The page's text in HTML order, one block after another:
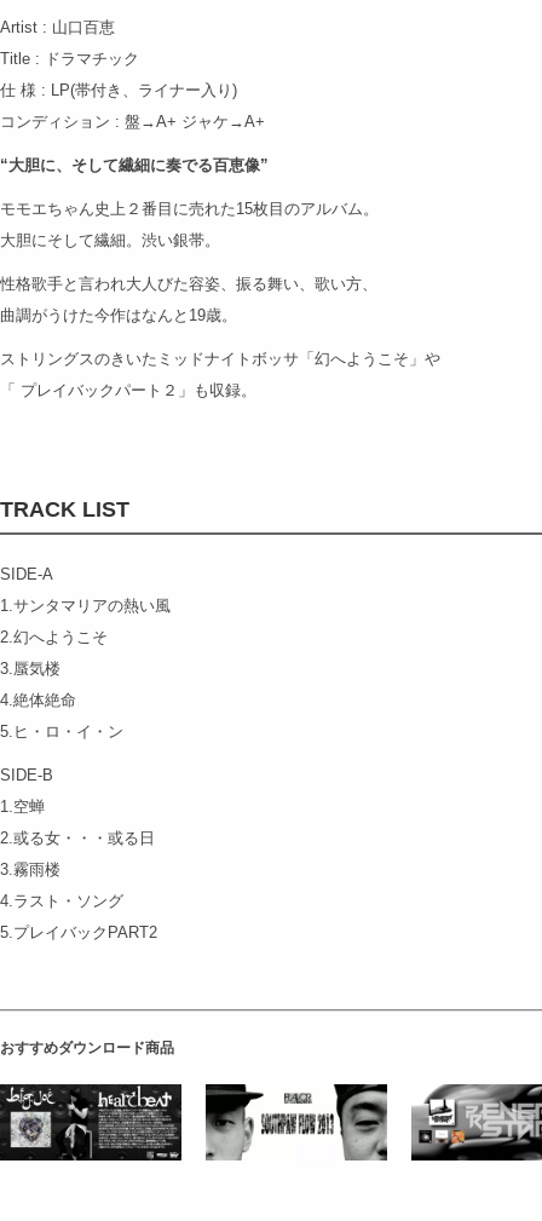
Artist : 山口百恵
Title : ドラマチック
仕 様 : LP(帯付き、ライナー入り)
コンディション : 盤→A+ ジャケ→A+
“大胆に、そして繊細に奏でる百恵像”
モモエちゃん史上２番目に売れた15枚目のアルバム。
大胆にそして繊細。渋い銀帯。
性格歌手と言われ大人びた容姿、振る舞い、歌い方、
曲調がうけた今作はなんと19歳。
ストリングスのきいたミッドナイトボッサ「幻へようこそ」や
「 プレイバックパート２」も収録。
TRACK LIST
SIDE-A
1.サンタマリアの熱い風
2.幻へようこそ
3.蜃気楼
4.絶体絶命
5.ヒ・ロ・イ・ン
SIDE-B
1.空蝉
2.或る女・・・或る日
3.霧雨楼
4.ラスト・ソング
5.プレイバックPART2
おすすめダウンロード商品